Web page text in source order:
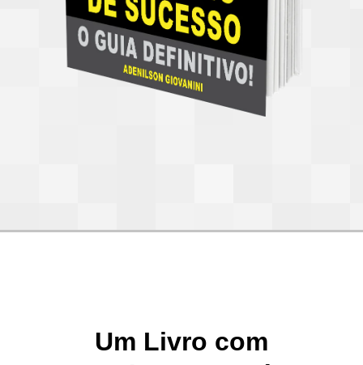
Um Livro com